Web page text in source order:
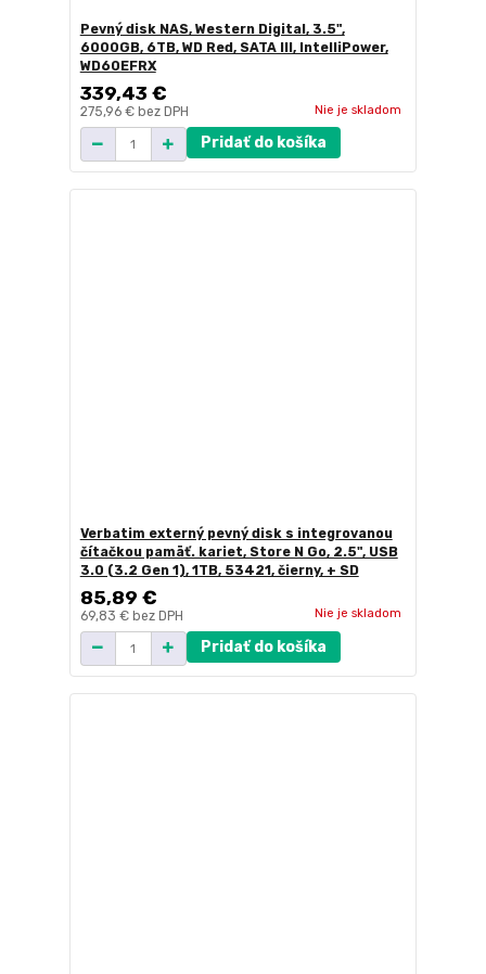
Pevný disk NAS, Western Digital, 3.5",
6000GB, 6TB, WD Red, SATA III, IntelliPower,
WD60EFRX
339,43 €
275,96 € bez DPH Nie je skladom
Pridať do košíka
Verbatim externý pevný disk s integrovanou
čítačkou pamäť. kariet, Store N Go, 2.5", USB
3.0 (3.2 Gen 1), 1TB, 53421, čierny, + SD
85,89 €
69,83 € bez DPH Nie je skladom
Pridať do košíka